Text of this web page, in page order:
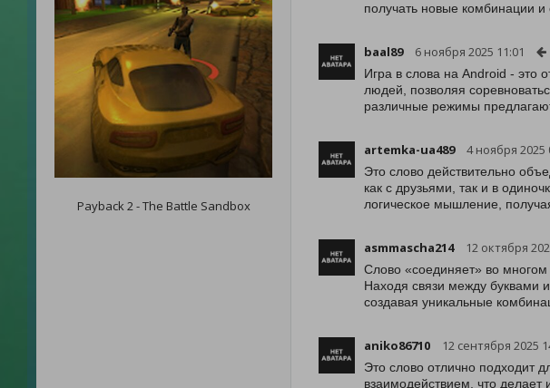
Payback 2 - The Battle Sandbox
получать новые комбинации и
baal89 6 ноября 2025 11:01
Игра в слова на Android - это
людей, позволяя
различные режимы
artemka-ua489 4 ноября 2025
Это слово действительно
как с друзьями, так и в
логическое мышление,
asmmascha214 12 октября
Слово «соединяет» во многом
Находя связи между буквами
создавая уникальные
aniko86710 12 сентября 2025
Это слово отлично подходит
взаимодействием, что